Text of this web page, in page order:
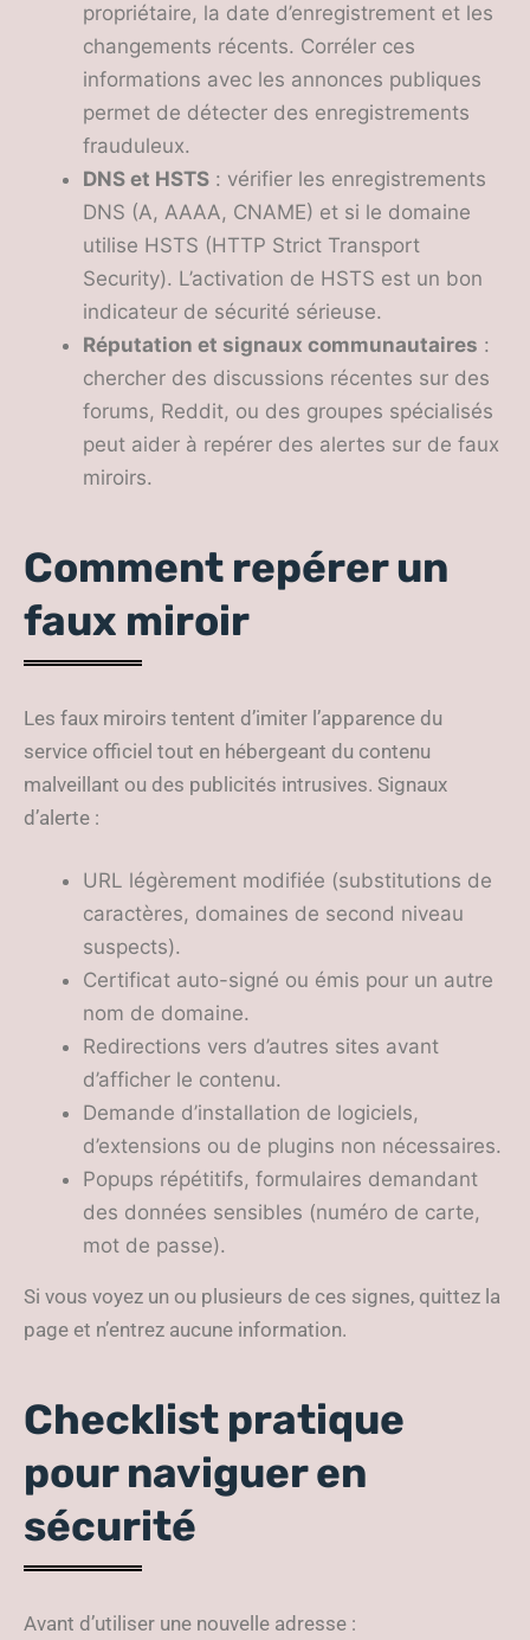
propriétaire, la date d’enregistrement et les
changements récents. Corréler ces
informations avec les annonces publiques
permet de détecter des enregistrements
frauduleux.
DNS et HSTS : vérifier les enregistrements
DNS (A, AAAA, CNAME) et si le domaine
utilise HSTS (HTTP Strict Transport
Security). L’activation de HSTS est un bon
indicateur de sécurité sérieuse.
Réputation et signaux communautaires :
chercher des discussions récentes sur des
forums, Reddit, ou des groupes spécialisés
peut aider à repérer des alertes sur de faux
miroirs.
Comment repérer un
faux miroir
Les faux miroirs tentent d’imiter l’apparence du
service officiel tout en hébergeant du contenu
malveillant ou des publicités intrusives. Signaux
d’alerte :
URL légèrement modifiée (substitutions de
caractères, domaines de second niveau
suspects).
Certificat auto-signé ou émis pour un autre
nom de domaine.
Redirections vers d’autres sites avant
d’afficher le contenu.
Demande d’installation de logiciels,
d’extensions ou de plugins non nécessaires.
Popups répétitifs, formulaires demandant
des données sensibles (numéro de carte,
mot de passe).
Si vous voyez un ou plusieurs de ces signes, quittez la
page et n’entrez aucune information.
Checklist pratique
pour naviguer en
sécurité
Avant d’utiliser une nouvelle adresse :